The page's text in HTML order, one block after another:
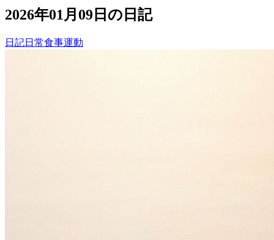
2026年01月09日の日記
日記日常食事運動